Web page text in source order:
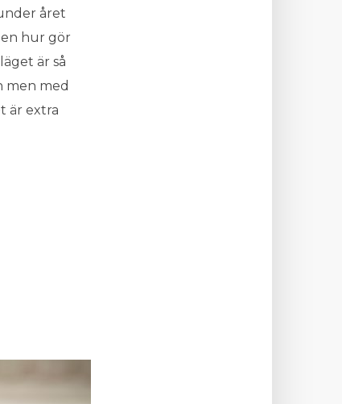
året
hur gör
är så
men med
är extra